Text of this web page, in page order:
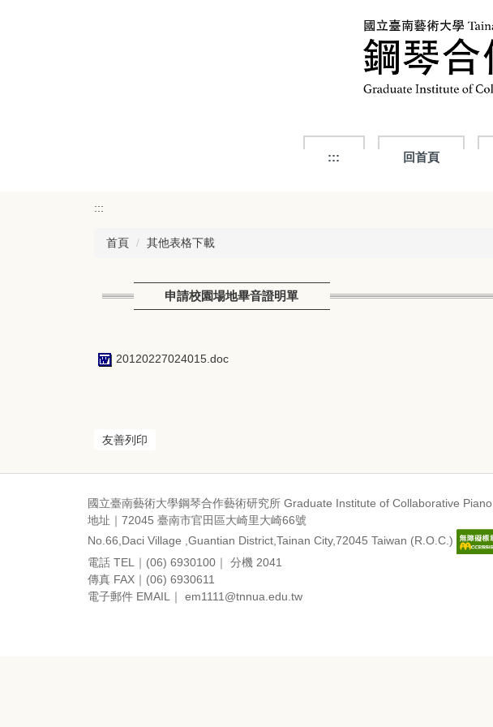
::: 回首頁
:::
首頁 其他表格下載
申請校園場地畢音證明單
20120227024015.doc
友善列印
國立臺南藝術大學鋼琴合作藝術研究所 Graduate Institute of Collaborative Piano
地址｜72045 臺南市官田區大崎里大崎66號
No.66,Daci Village ,Guantian District,Tainan City,72045 Taiwan (R.O.C.)
電話 TEL｜(06) 6930100｜ 分機 2041
傳真 FAX｜(06) 6930611
電子郵件 EMAIL｜ em1111@tnnua.edu.tw